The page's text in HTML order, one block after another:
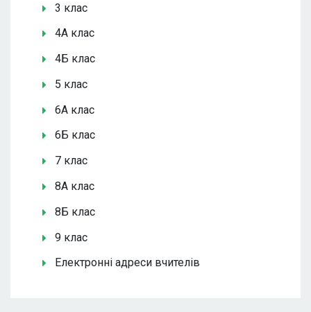
3 клас
4А клас
4Б клас
5 клас
6А клас
6Б клас
7 клас
8А клас
8Б клас
9 клас
Електронні адреси вчителів